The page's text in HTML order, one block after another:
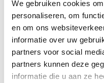
We gebruiken cookies
personaliseren, om
en om ons
informatie over uw
partners voor social
partners kunnen deze
informatie die u aan ze